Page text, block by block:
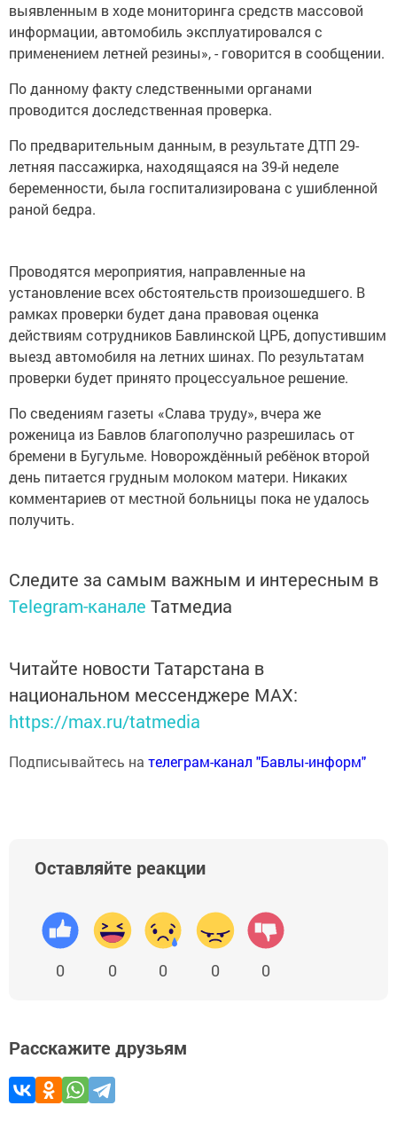
выявленным в ходе мониторинга средств массовой
информации, автомобиль эксплуатировался с
применением летней резины», - говорится в сообщении.
По данному факту следственными органами
проводится доследственная проверка.
По предварительным данным, в результате ДТП 29-
летняя пассажирка, находящаяся на 39-й неделе
беременности, была госпитализирована с ушибленной
раной бедра.
Проводятся мероприятия, направленные на
установление всех обстоятельств произошедшего. В
рамках проверки будет дана правовая оценка
действиям сотрудников Бавлинской ЦРБ, допустившим
выезд автомобиля на летних шинах. По результатам
проверки будет принято процессуальное решение.
По сведениям газеты «Слава труду», вчера же
роженица из Бавлов благополучно разрешилась от
бремени в Бугульме. Новорождённый ребёнок второй
день питается грудным молоком матери. Никаких
комментариев от местной больницы пока не удалось
получить.
Следите за самым важным и интересным в
Telegram-канале Татмедиа
Читайте новости Татарстана в
национальном мессенджере MАХ:
https://max.ru/tatmedia
Подписывайтесь на телеграм-канал "Бавлы-информ"
Оставляйте реакции
0 0 0 0 0
Расскажите друзьям